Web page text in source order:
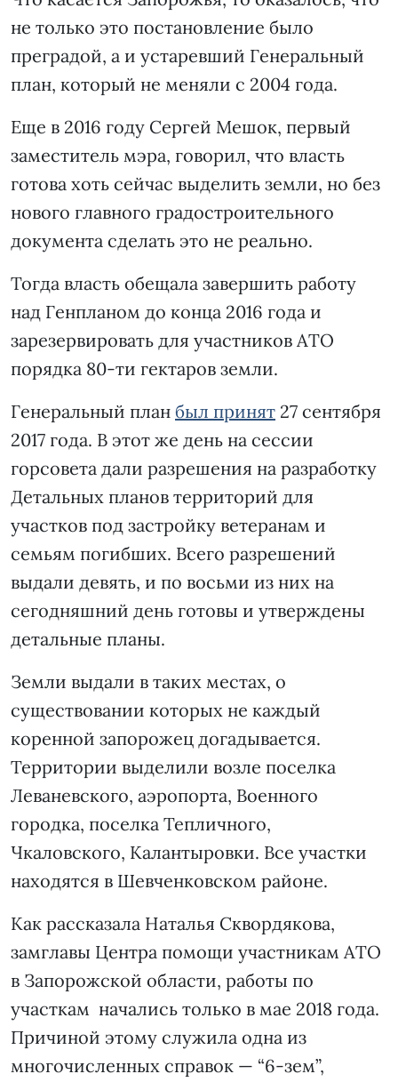
не только это постановление было
преградой, а и устаревший Генеральный
план, который не меняли с 2004 года.
Еще в 2016 году Сергей Мешок, первый
заместитель мэра, говорил, что власть
готова хоть сейчас выделить земли, но без
нового главного градостроительного
документа сделать это не реально.
Тогда власть обещала завершить работу
над Генпланом до конца 2016 года и
зарезервировать для участников АТО
порядка 80-ти гектаров земли.
Генеральный план был принят 27 сентября
2017 года. В этот же день на сессии
горсовета дали разрешения на разработку
Детальных планов территорий для
участков под застройку ветеранам и
семьям погибших. Всего разрешений
выдали девять, и по восьми из них на
сегодняшний день готовы и утверждены
детальные планы.
Земли выдали в таких местах, о
существовании которых не каждый
коренной запорожец догадывается.
Территории выделили возле поселка
Леваневского, аэропорта, Военного
городка, поселка Тепличного,
Чкаловского, Калантыровки. Все участки
находятся в Шевченковском районе.
Как рассказала Наталья Сквордякова,
замглавы Центра помощи участникам АТО
в Запорожской области, работы по
участкам начались только в мае 2018 года.
Причиной этому служила одна из
многочисленных справок — “6-зем”,